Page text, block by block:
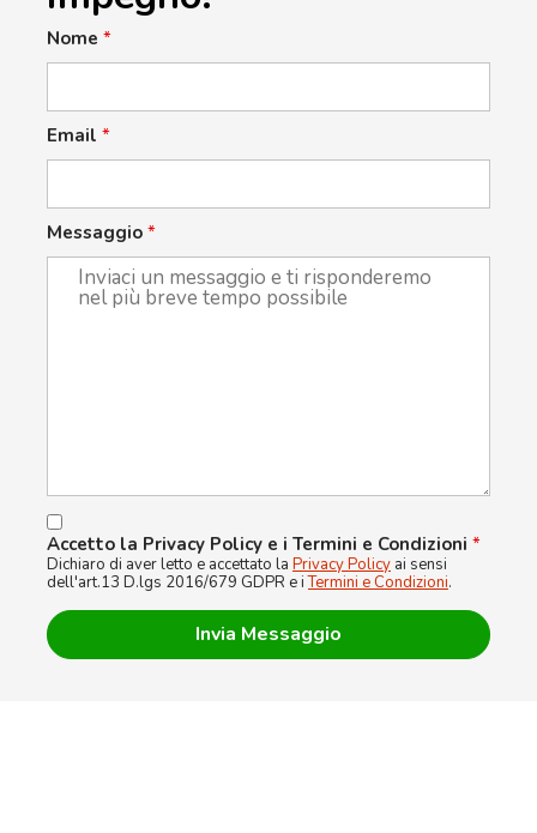
Nome *
Email *
Messaggio *
Accetto la Privacy Policy e i Termini e Condizioni *
Dichiaro di aver letto e accettato la Privacy Policy ai sensi
dell'art.13 D.lgs 2016/679 GDPR e iTermini e Condizioni.